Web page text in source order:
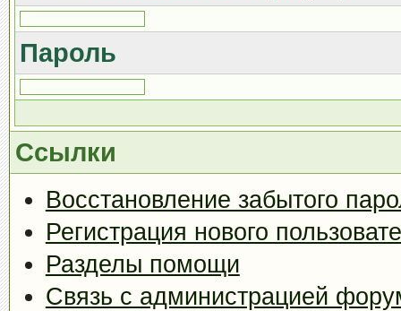
Пароль
Ссылки
Восстановление забытого
Регистрация нового
Разделы помощи
Связь с администрацией